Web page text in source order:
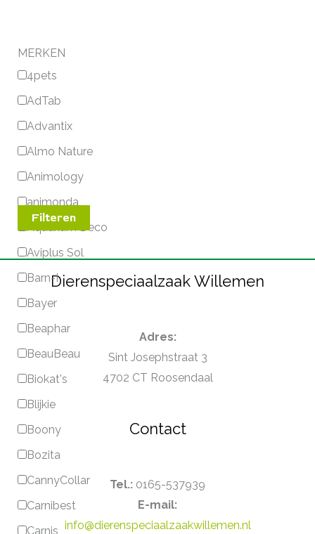
MERKEN
4pets
AdTab
Advantix
Almo Nature
Animology
animonda
Aquarium Deco
Aviplus Sol
Barn-I
Bayer
Beaphar
BeauBeau
Biokat's
Blijkie
Boony
Bozita
CannyCollar
Carnibest
Carnis
Filteren
Dierenspeciaalzaak Willemen
Adres:
Sint Josephstraat 3
4702 CT Roosendaal
Contact
Tel.: 0165-537939
E-mail:
info@dierenspeciaalzaakwillemen.nl